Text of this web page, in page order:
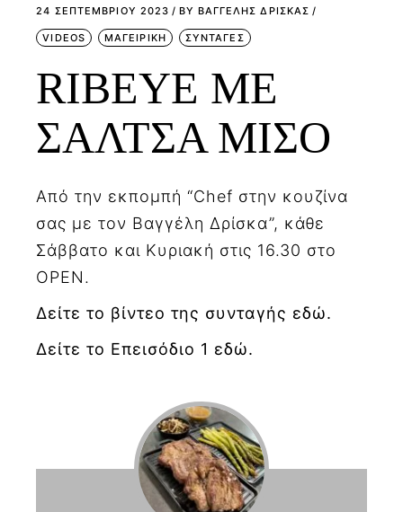
24 ΣΕΠΤΕΜΒΡΊΟΥ 2023 BY ΒΑΓΓΕΛΗΣ ΔΡΙΣΚΑΣ
VIDEOS ΜΑΓΕΙΡΙΚΗ ΣΥΝΤΑΓΕΣ
RIBEYE ΜΕ
ΣΑΛΤΣΑ ΜΙΣΟ
Από την εκπομπή “Chef στην κουζίνα
σας με τον Βαγγέλη Δρίσκα”, κάθε
Σάββατο και Κυριακή στις 16.30 στο
OPEN.
Δείτε το βίντεο της συνταγής εδώ.
Δείτε το Επεισόδιο 1 εδώ.